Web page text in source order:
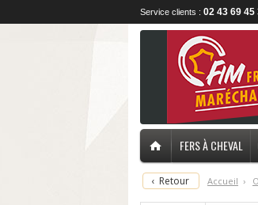
Service clients : 02 43 69 45
FERS À CHEVAL
‹ Retour Accueil › O